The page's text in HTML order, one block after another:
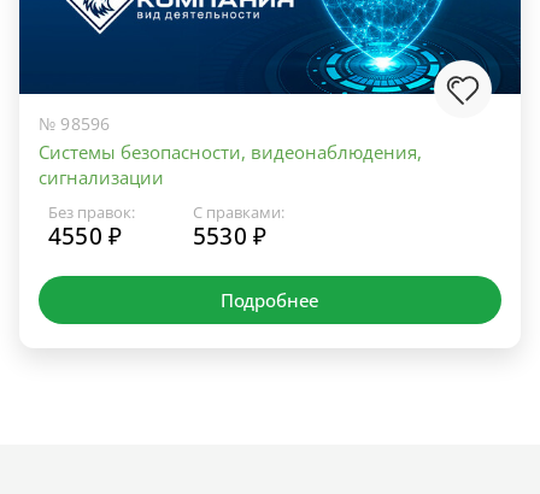
№ 98596
Системы безопасности, видеонаблюдения,
сигнализации
Без правок:
4550 ₽
С правками:
5530 ₽
Подробнее